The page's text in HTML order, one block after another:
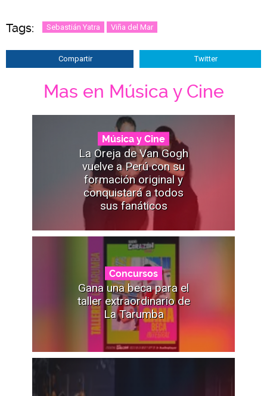
Tags: Sebastián Yatra Viña del Mar
Compartir Twitter
Mas en Música y Cine
Música y Cine
La Oreja de Van Gogh
vuelve a Perú con su
formación original y
conquistará a todos
sus fanáticos
Concursos
Gana una beca para el
taller extraordinario de
La Tarumba